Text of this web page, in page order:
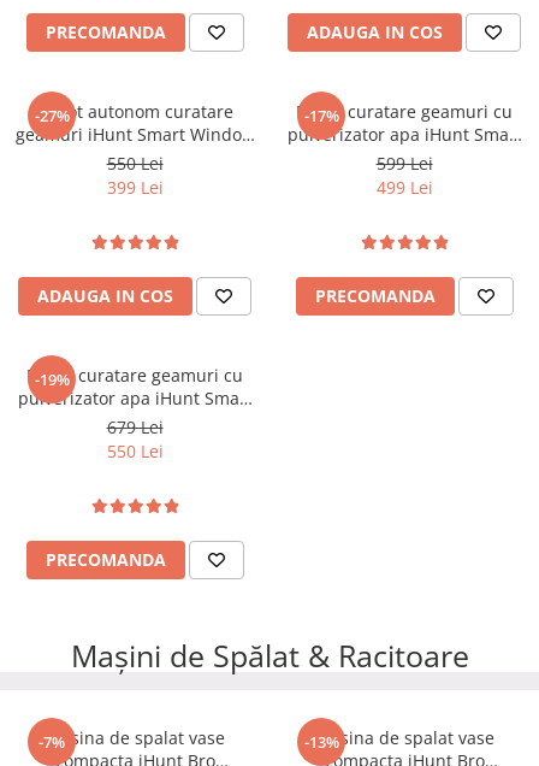
PRECOMANDA ADAUGA IN COS
-27%
Robot autonom curatare
geamuri iHunt Smart Window
Robot 3 PRO
550 Lei
399 Lei
ADAUGA IN COS
-17%
Robot curatare geamuri cu
pulverizator apa iHunt Smart
Window Robot 3 Ultra
599 Lei
499 Lei
PRECOMANDA
-19%
Robot curatare geamuri cu
pulverizator apa iHunt Smart
Window Robot 4 Ultra
679 Lei
550 Lei
PRECOMANDA
Mașini de Spălat & Racitoare
-7%
Masina de spalat vase
compacta iHunt Bro
-13%
Masina de spalat vase
compacta iHunt Bro